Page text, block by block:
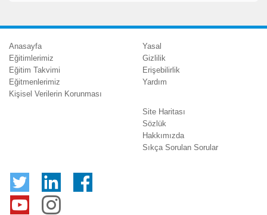
Anasayfa
Eğitimlerimiz
Eğitim Takvimi
Eğitmenlerimiz
Kişisel Verilerin Korunması
Yasal
Gizlilik
Erişebilirlik
Yardım
Site Haritası
Sözlük
Hakkımızda
Sıkça Sorulan Sorular